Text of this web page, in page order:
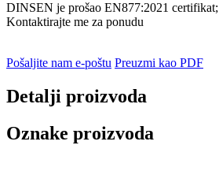
DINSEN je prošao EN877:2021 certifikat;
Kontaktirajte me za ponudu
Pošaljite nam e-poštu Preuzmi kao PDF
Detalji proizvoda
Oznake proizvoda